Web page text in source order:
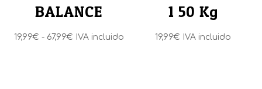
BALANCE
19,99€ - 67,99€Rango
IVA incluido
1 50 Kg
19,99€ IVA incluido